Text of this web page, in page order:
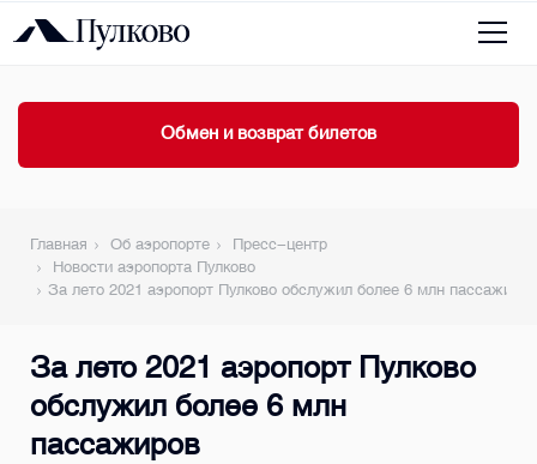
Обмен и возврат билетов
Главная Об аэропорте
Пресс-центр
Новости аэропорта Пулково
За лето 2021 аэропорт Пулково обслужил более 6 млн пассажиров
За лето 2021 аэропорт Пулково
обслужил более 6 млн
пассажиров